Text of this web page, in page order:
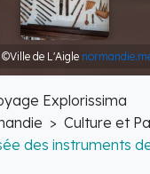
de L'Aigle
Explorissima
Culture et
des instruments